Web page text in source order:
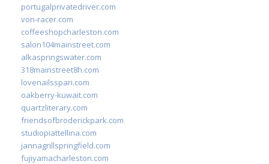
portugalprivatedriver.com
von-racer.com
coffeeshopcharleston.com
salon104mainstreet.com
alkaspringswater.com
318mainstreet8h.com
lovenailsspari.com
oakberry-kuwait.com
quartzliterary.com
friendsofbroderickpark.com
studiopiattellina.com
jannagrillspringfield.com
fujiyamacharleston.com